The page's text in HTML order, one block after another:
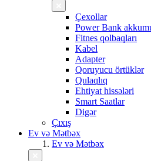
Çexollar
Power Bank
Fitnes qolbaqları
Kabel
Adapter
Qoruyucu örtüklər
Qulaqlıq
Ehtiyat hissələri
Smart Saatlar
Digər
Çıxış
Ev və Mətbəx
Ev və Mətbəx